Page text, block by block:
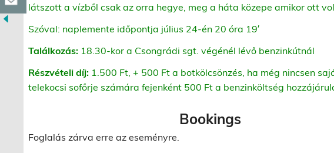
látszott a vízből csak az orra hegye, meg a háta közepe amikor ott
Szóval: naplemente időpontja július 24-én 20 óra 19′
Találkozás: 18.30-kor a Csongrádi sgt. végénél lévő benzinkútnál
Részvételi díj: 1.500 Ft, + 500 Ft a botkölcsönzés, ha még nincsen
telekocsi sofőrje számára fejenként 500 Ft a benzinköltség
Bookings
Foglalás zárva erre az eseményre.